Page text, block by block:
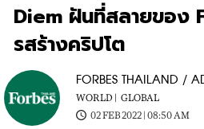
Diem ฝันที่สลายของ
รสร้างคริปโต
FORBES THAILAND /
WORLD | GLOBAL
02 FEB 2022 | 08:50 AM